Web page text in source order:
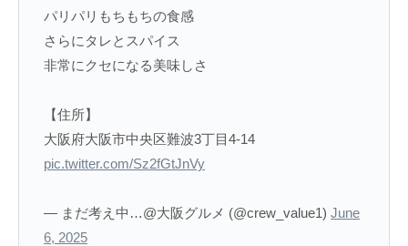
パリパリもちもちの食感
さらにタレとスパイス
非常にクセになる美味しさ
【住所】
大阪府大阪市中央区難波3丁目4-14
pic.twitter.com/Sz2fGtJnVy
— まだ考え中…@大阪グルメ (@crew_value1) June
6, 2025